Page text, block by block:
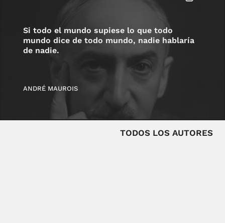
Si todo el mundo supiese lo que todo
mundo dice de todo mundo, nadie hablaría
de nadie.
ANDRÉ MAUROIS
TODOS LOS AUTORES